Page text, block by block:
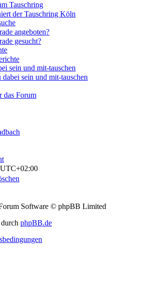
Tauschring
der Tauschring Köln
angeboten?
gesucht?
sein und mit-tauschen
sein und mit-tauschen
Forum
UTC+02:00
Software © phpBB Limited
phpBB.de